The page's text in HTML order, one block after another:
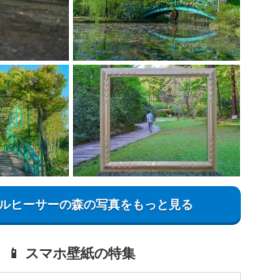
ヒーサーの森の写真をもっと見る
📱 スマホ壁紙の特集